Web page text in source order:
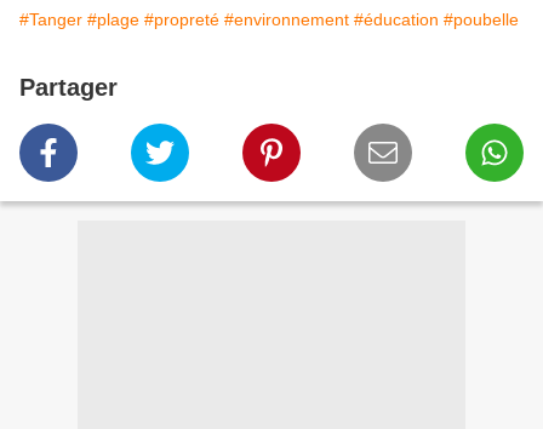
#Tanger #plage #propreté #environnement #éducation #poubelle
Partager